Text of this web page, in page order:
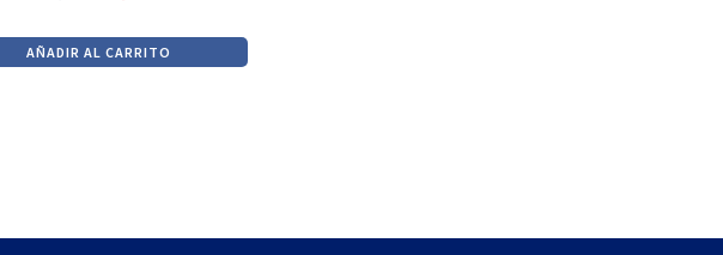
precio
original
precio
actual
AÑADIR AL CARRITO